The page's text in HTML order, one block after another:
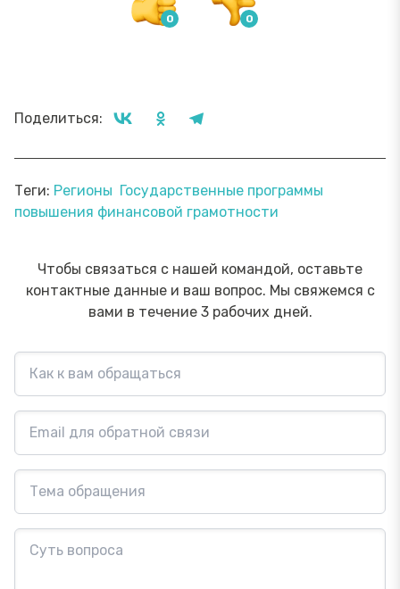
Поделиться:
Теги: Регионы Государственные программы
повышения финансовой грамотности
Чтобы связаться с нашей командой, оставьте
контактные данные и ваш вопрос. Мы свяжемся с
вами в течение 3 рабочих дней.